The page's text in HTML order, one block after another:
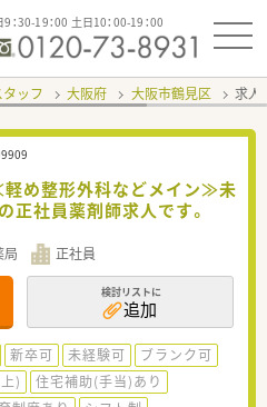
9：30-19：00 土日10：00-19：00
ッフ 大阪府 大阪市鶴見区 求人
軽め整形外科などメイン≫未
正社員薬剤師求人です。
局 正社員
検討リストに
追加
新卒可 未経験可
ブランク可
)
住宅補助(手当)あり